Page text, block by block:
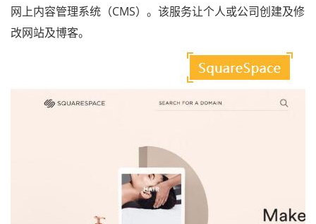
网上内容管理系统（CMS）。该服务让个人或公司创建及修
改网站及博客。